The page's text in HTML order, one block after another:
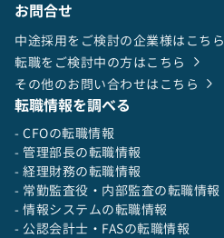
お問合せ
中途採用をご検討の企業様はこちら
転職をご検討中の方はこちら
その他のお問い合わせはこちら
転職情報を調べる
- CFOの転職情報
- 管理部長の転職情報
- 経理財務の転職情報
- 常勤監査役・内部監査の転職情報
- 情報システムの転職情報
- 公認会計士・FASの転職情報